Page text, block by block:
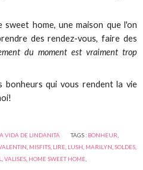
home, une maison que l'on
des rendez-vous, faire des
du moment est vraiment trop
bonheurs qui vous rendent la vie
VIDA DE LINDANITA TAGS : BONHEUR
MISFITS LIRE LUSH MARILYN ,SOLDES
,VALISES HOME SWEET HOME